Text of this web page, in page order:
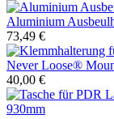
Aluminium
73,49 €
Never Loose®
40,00 €
930mm